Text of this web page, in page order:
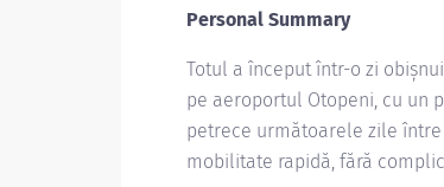
Personal Summary
Totul a început într-o zi
pe aeroportul Otopeni, cu un
petrece următoarele zile
mobilitate rapidă, fără